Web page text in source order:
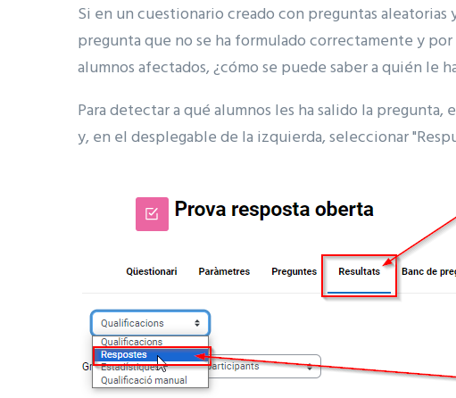
Si en un cuestionario creado con preguntas aleatorias
pregunta que no se ha formulado correctamente y
alumnos afectados, ¿cómo se puede saber a quién le
Para detectar a qué alumnos les ha salido la pregunta,
y, en el desplegable de la izquierda, seleccionar